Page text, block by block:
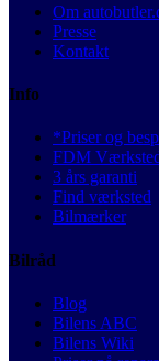
Om
Presse
Kontakt
Info
*Priser og
FDM
3 års garanti
Find værksted
Bilmærker
Bilråd
Blog
Bilens ABC
Bilens Wiki